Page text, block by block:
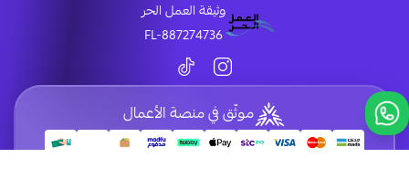
وثيقة العمل الحر
FL-887274736
موثّق في منصة الأعمال